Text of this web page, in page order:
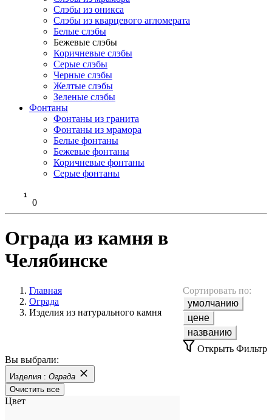
Слэбы из оникса
Слэбы из кварцевого агломерата
Белые слэбы
Бежевые слэбы
Коричневые слэбы
Серые слэбы
Черные слэбы
Желтые слэбы
Зеленые слэбы
Фонтаны
Фонтаны из гранита
Фонтаны из мрамора
Белые фонтаны
Бежевые фонтаны
Коричневые фонтаны
Серые фонтаны
0
Ограда из камня в
Челябинске
Главная
Ограда
Изделия из натурального камня
Сортировать по:
умолчанию
цене
названию
Открыть Фильтр
Вы выбрали:
Изделия : Ограда
Очистить все
Цвет